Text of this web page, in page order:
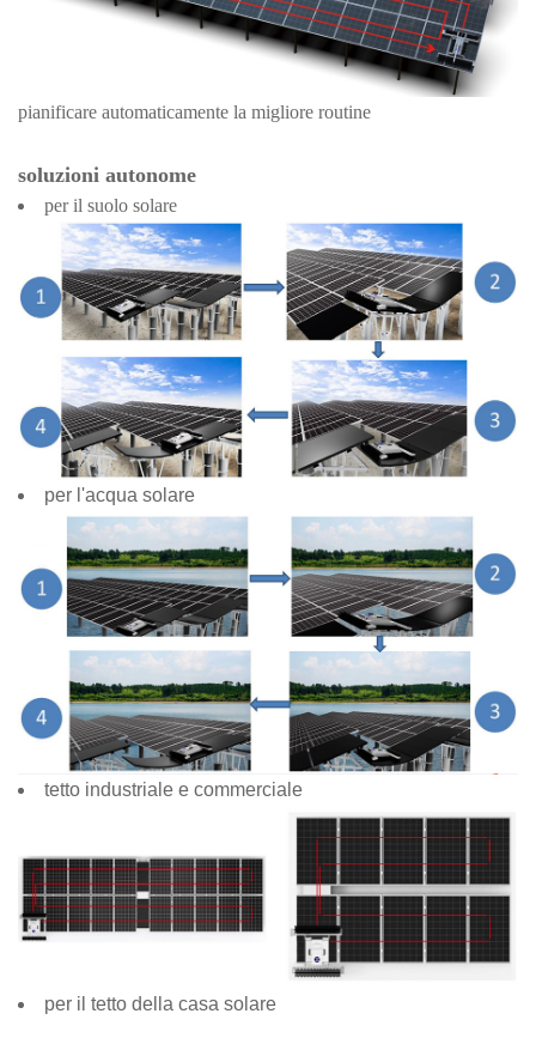
pianificare automaticamente la migliore routine
soluzioni autonome
per il suolo solare
per l'acqua solare
tetto industriale e commerciale
per il tetto della casa solare